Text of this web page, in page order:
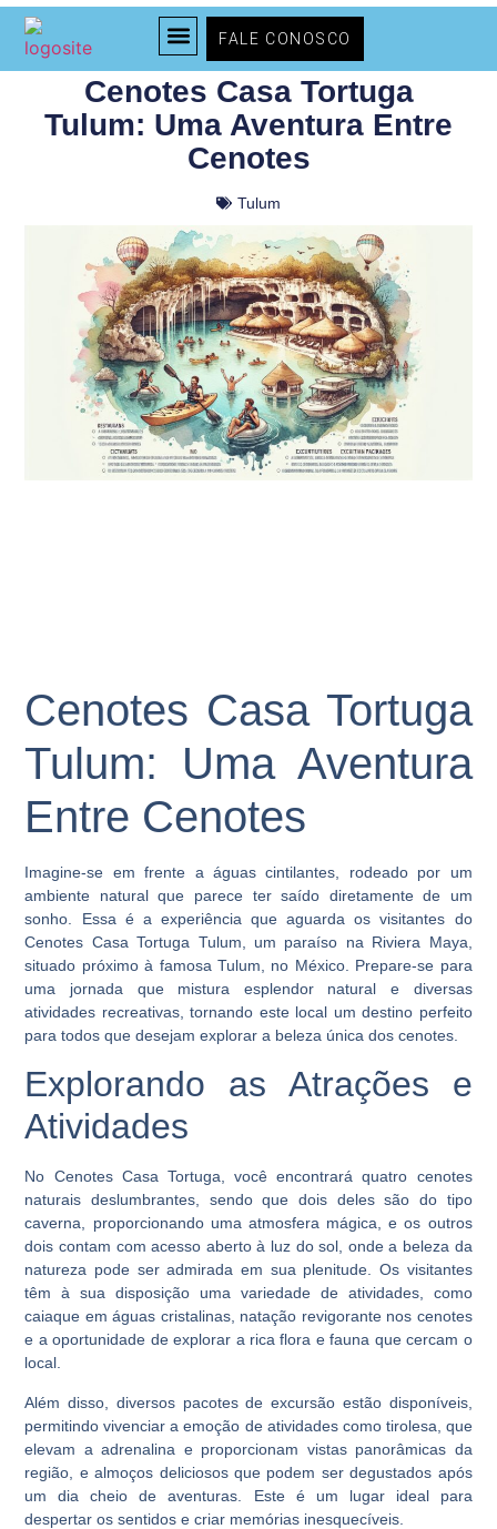
FALE CONOSCO
Cenotes Casa Tortuga
Tulum: Uma Aventura Entre
Cenotes
Tulum
Cenotes Casa Tortuga
Tulum: Uma Aventura
Entre Cenotes
Imagine-se em frente a águas cintilantes, rodeado por um
ambiente natural que parece ter saído diretamente de um
sonho. Essa é a experiência que aguarda os visitantes do
Cenotes Casa Tortuga Tulum , um paraíso na Riviera Maya,
situado próximo à famosa Tulum, no México. Prepare-se para
uma jornada que mistura esplendor natural e diversas
atividades recreativas, tornando este local um destino perfeito
para todos que desejam explorar a beleza única dos cenotes.
Explorando as Atrações e
Atividades
No Cenotes Casa Tortuga, você encontrará quatro cenotes
naturais deslumbrantes, sendo que dois deles são do tipo
caverna, proporcionando uma atmosfera mágica, e os outros
dois contam com acesso aberto à luz do sol, onde a beleza da
natureza pode ser admirada em sua plenitude. Os visitantes
têm à sua disposição uma variedade de atividades, como
caiaque em águas cristalinas, natação revigorante nos cenotes
e a oportunidade de explorar a rica flora e fauna que cercam o
local.
Além disso, diversos pacotes de excursão estão disponíveis,
permitindo vivenciar a emoção de atividades como tirolesa, que
elevam a adrenalina e proporcionam vistas panorâmicas da
região, e almoços deliciosos que podem ser degustados após
um dia cheio de aventuras. Este é um lugar ideal para
despertar os sentidos e criar memórias inesquecíveis.